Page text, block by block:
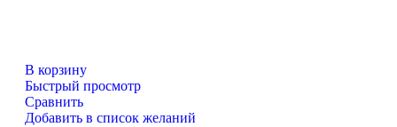
В корзину
Быстрый просмотр
Сравнить
Добавить в список желаний